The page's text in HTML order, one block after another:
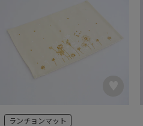
ランチョンマット